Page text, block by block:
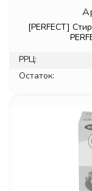
[PERFECT]
РРЦ:
Остаток: